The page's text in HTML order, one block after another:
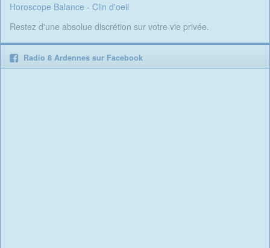
Horoscope Balance - Clin d'oeil
Restez d'une absolue discrétion sur votre vie privée.
Radio 8 Ardennes sur Facebook